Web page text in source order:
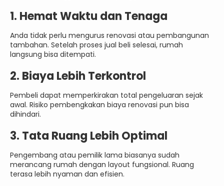
1. Hemat Waktu dan Tenaga
Anda tidak perlu mengurus renovasi atau pembangunan
tambahan. Setelah proses jual beli selesai, rumah
langsung bisa ditempati.
2. Biaya Lebih Terkontrol
Pembeli dapat memperkirakan total pengeluaran sejak
awal. Risiko pembengkakan biaya renovasi pun bisa
dihindari.
3. Tata Ruang Lebih Optimal
Pengembang atau pemilik lama biasanya sudah
merancang rumah dengan layout fungsional. Ruang
terasa lebih nyaman dan efisien.